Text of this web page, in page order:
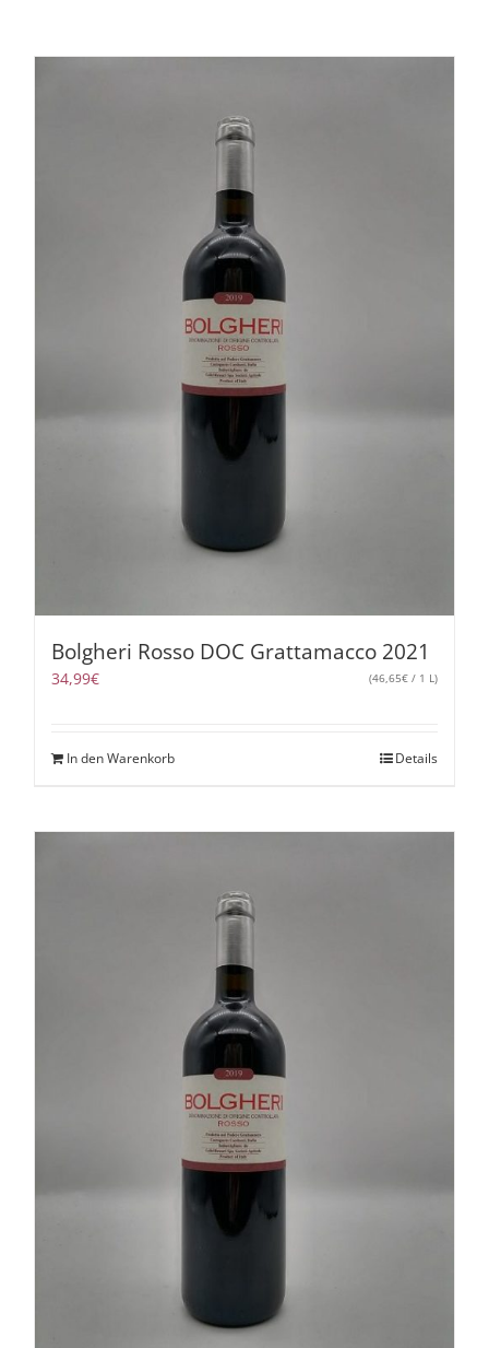
Bolgheri Rosso DOC Grattamacco 2021
34,99€ (46,65€/ 1 L)
In den Warenkorb Details